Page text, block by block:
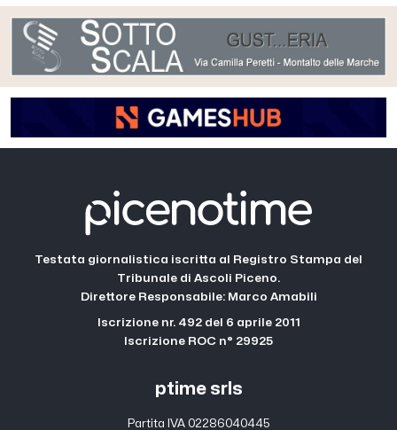
Testata giornalistica iscritta al Registro Stampa del
Tribunale di Ascoli Piceno.
Direttore Responsabile: Marco Amabili
Iscrizione nr. 492 del 6 aprile 2011
Iscrizione ROC n° 29925
ptime srls
Partita IVA 02286040445